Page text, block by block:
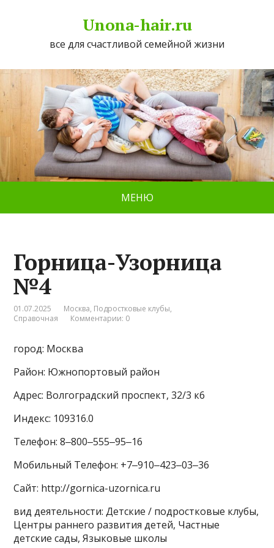
Unona-hair.ru
все для счастливой семейной жизни
МЕНЮ
Горница-Узорница
№4
01.07.2025 Москва, Подростковые клубы,
Справочная
Комментарии: 0
город: Москва
Район: Южнопортовый район
Адрес: Волгоградский проспект, 32/3 к6
Индекс: 109316.0
Телефон: 8‒800‒555‒95‒16
Мобильный Телефон: +7‒910‒423‒03‒36
Сайт: http://gornica-uzornica.ru
вид деятельности: Детские / подростковые клубы,
Центры раннего развития детей, Частные
детские сады, Языковые школы